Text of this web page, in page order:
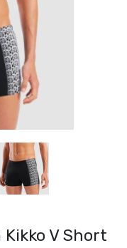
V Short